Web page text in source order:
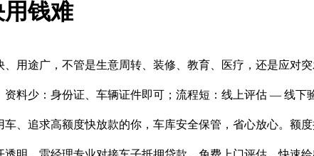
钱难
用途广，不管是生意周转、装修、教育、医疗，还是应对
料少：身份证、车辆证件即可；流程短：线上评估 — 线下
、追求高额度快放款的你，车库安全保管，省心放心。额